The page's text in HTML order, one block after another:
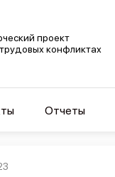
проект
конфликтах
Отчеты